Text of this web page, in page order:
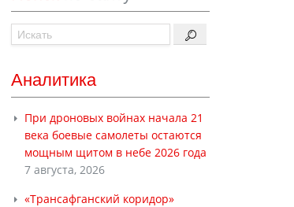
Аналитика
При дроновых войнах начала 21
века боевые самолеты остаются
мощным щитом в небе 2026 года
7 августа, 2026
«Трансафганский коридор»